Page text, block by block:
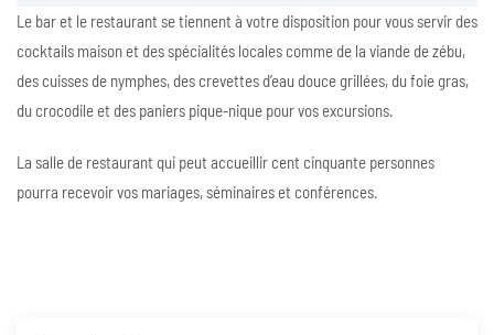
Le bar et le restaurant se tiennent à votre disposition pour vous servir des
cocktails maison et des spécialités locales comme de la viande de zébu,
des cuisses de nymphes, des crevettes d’eau douce grillées, du foie gras,
du crocodile et des paniers pique-nique pour vos excursions.
La salle de restaurant qui peut accueillir cent cinquante personnes
pourra recevoir vos mariages, séminaires et conférences.